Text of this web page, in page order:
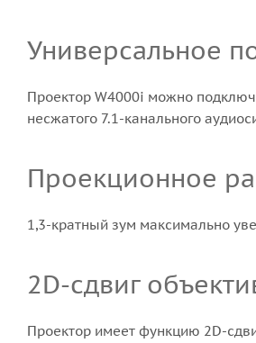
Универсальное
Проектор W4000i можно
несжатого 7.1-канального
Проекционное
1,3-кратный зум максимально
2D-сдвиг
Проектор имеет функцию 2D-